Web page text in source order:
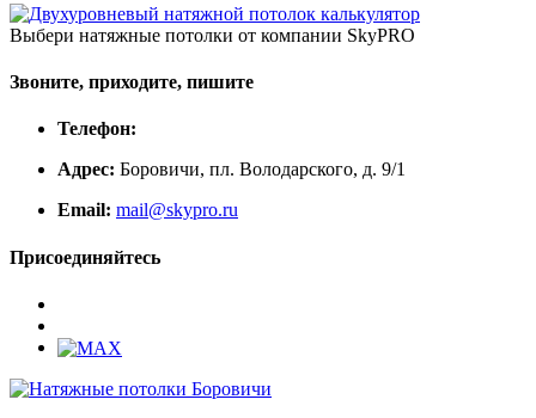
Выбери натяжные потолки от компании SkyPRO
Звоните, приходите, пишите
Телефон:
Адрес: Боровичи, пл. Володарского, д. 9/1
Email: mail@skypro.ru
Присоединяйтесь